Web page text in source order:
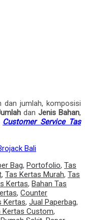
dan jumlah, komposisi
dan Jenis Bahan,
Customer Service Tas
Bali
Bag, Portofolio, Tas
, Tas Kertas Murah, Tas
Kertas, Bahan Tas
, Counter
Kertas, Jual Paperbag,
Kertas Custom,